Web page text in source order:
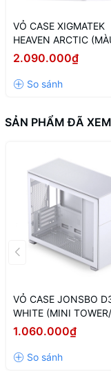
VỎ CASE XIGMATEK
HEAVEN ARCTIC
TRẮNG/ ATX)
2.090.000₫
SẢN PHẨM ĐÃ XEM
VỎ CASE JONSBO
WHITE (MINI
TRẮNG)
1.060.000₫